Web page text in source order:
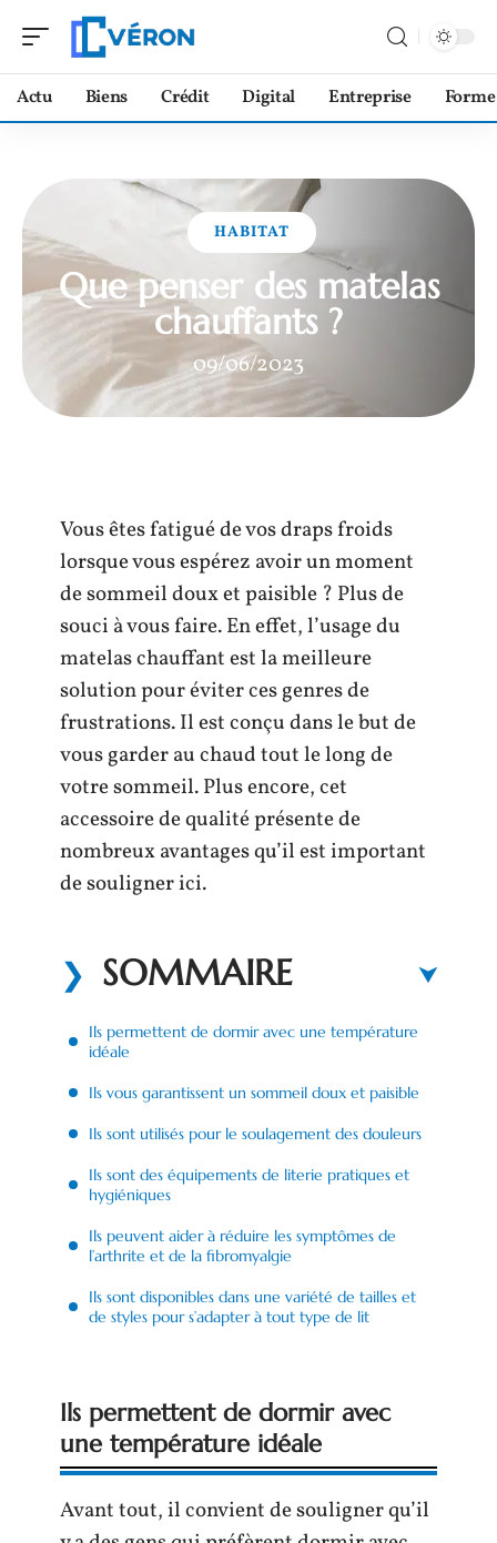
Actu Biens Crédit Digital Entreprise Forme
HABITAT
Que penser des matelas
chauffants ?
09/06/2023
Vous êtes fatigué de vos draps froids
lorsque vous espérez avoir un moment
de sommeil doux et paisible ? Plus de
souci à vous faire. En effet, l’usage du
matelas chauffant est la meilleure
solution pour éviter ces genres de
frustrations. Il est conçu dans le but de
vous garder au chaud tout le long de
votre sommeil. Plus encore, cet
accessoire de qualité présente de
nombreux avantages qu’il est important
de souligner ici.
SOMMAIRE
Ils permettent de dormir avec une température
idéale
Ils vous garantissent un sommeil doux et paisible
Ils sont utilisés pour le soulagement des douleurs
Ils sont des équipements de literie pratiques et
hygiéniques
Ils peuvent aider à réduire les symptômes de
l’arthrite et de la fibromyalgie
Ils sont disponibles dans une variété de tailles et
de styles pour s’adapter à tout type de lit
Ils permettent de dormir avec
une température idéale
Avant tout, il convient de souligner qu’il